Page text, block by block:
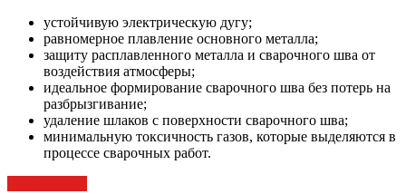
устойчивую электрическую дугу;
равномерное плавление основного металла;
защиту расплавленного металла и сварочного шва от
воздействия атмосферы;
идеальное формирование сварочного шва без потерь на
разбрызгивание;
удаление шлаков с поверхности сварочного шва;
минимальную токсичность газов, которые выделяются в
процессе сварочных работ.